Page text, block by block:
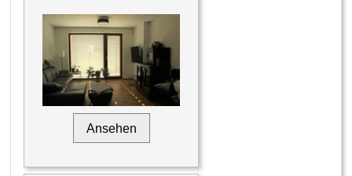
Ansehen